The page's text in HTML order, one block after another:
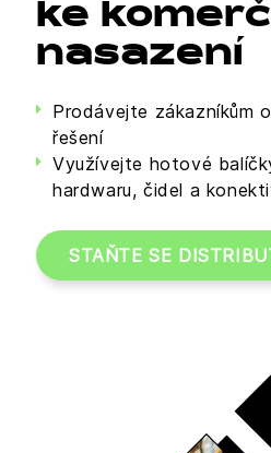
ke
nasazení
Prodávejte zákazníkům
řešení
Využívejte hotové
hardwaru, čidel a
STAŇTE SE